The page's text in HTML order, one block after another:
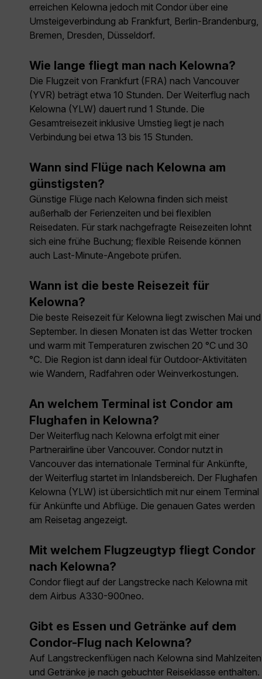
erreichen Kelowna jedoch mit Condor über eine
Umsteigeverbindung ab Frankfurt, Berlin-Brandenburg,
Bremen, Dresden, Düsseldorf.
Wie lange fliegt man nach Kelowna?
Die Flugzeit von Frankfurt (FRA) nach Vancouver
(YVR) beträgt etwa 10 Stunden. Der Weiterflug nach
Kelowna (YLW) dauert rund 1 Stunde. Die
Gesamtreisezeit inklusive Umstieg liegt je nach
Verbindung bei etwa 13 bis 15 Stunden.
Wann sind Flüge nach Kelowna am
günstigsten?
Günstige Flüge nach Kelowna finden sich meist
außerhalb der Ferienzeiten und bei flexiblen
Reisedaten. Für stark nachgefragte Reisezeiten lohnt
sich eine frühe Buchung; flexible Reisende können
auch Last-Minute-Angebote prüfen.
Wann ist die beste Reisezeit für
Kelowna?
Die beste Reisezeit für Kelowna liegt zwischen Mai und
September. In diesen Monaten ist das Wetter trocken
und warm mit Temperaturen zwischen 20 °C und 30
°C. Die Region ist dann ideal für Outdoor-Aktivitäten
wie Wandern, Radfahren oder Weinverkostungen.
An welchem Terminal ist Condor am
Flughafen in Kelowna?
Der Weiterflug nach Kelowna erfolgt mit einer
Partnerairline über Vancouver. Condor nutzt in
Vancouver das internationale Terminal für Ankünfte,
der Weiterflug startet im Inlandsbereich. Der Flughafen
Kelowna (YLW) ist übersichtlich mit nur einem Terminal
für Ankünfte und Abflüge. Die genauen Gates werden
am Reisetag angezeigt.
Mit welchem Flugzeugtyp fliegt Condor
nach Kelowna?
Condor fliegt auf der Langstrecke nach Kelowna mit
dem Airbus A330-900neo.
Gibt es Essen und Getränke auf dem
Condor-Flug nach Kelowna?
Auf Langstreckenflügen nach Kelowna sind Mahlzeiten
und Getränke je nach gebuchter Reiseklasse enthalten.